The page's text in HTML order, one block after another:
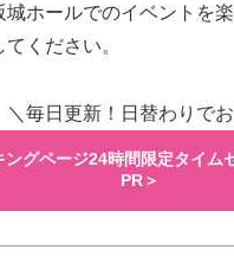
城ホールでのイベントを
ください。
＼毎日更新！日替わりで
ングページ24時間限定タイム
PR＞